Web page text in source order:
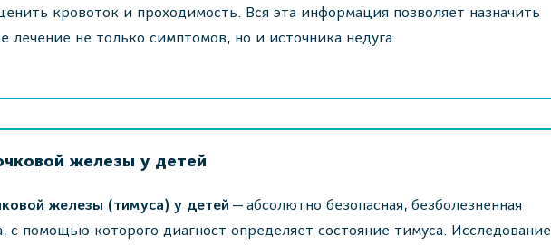
кровоток и проходимость. Вся эта информация позволяет назначить
лечение не только симптомов, но и источника недуга.
железы у детей
железы (тимуса) у детей — абсолютно безопасная, безболезненная
с помощью которого диагност определяет состояние тимуса. Исследование